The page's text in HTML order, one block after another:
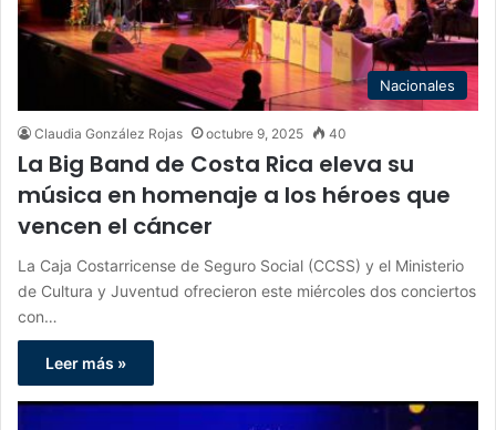
Nacionales
Claudia González Rojas octubre 9, 2025 40
La Big Band de Costa Rica eleva su
música en homenaje a los héroes que
vencen el cáncer
La Caja Costarricense de Seguro Social (CCSS) y el Ministerio
de Cultura y Juventud ofrecieron este miércoles dos conciertos
con…
Leer más »